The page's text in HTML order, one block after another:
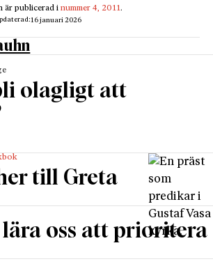
är publicerad inummer 4, 2011.
16 januari 2026
olagligt att
till Greta
lära oss att prioritera